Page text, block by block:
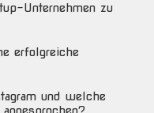
Unternehmen zu
erfolgreiche
und welche